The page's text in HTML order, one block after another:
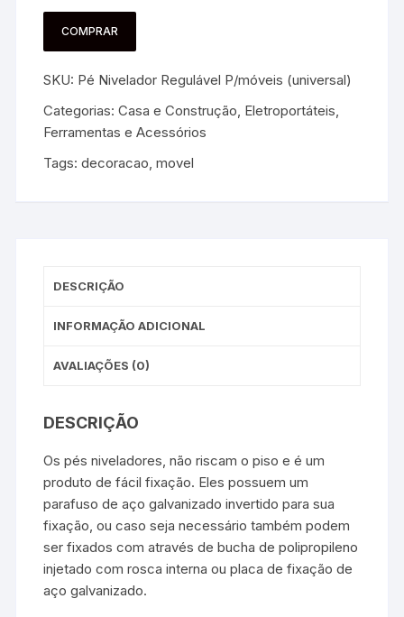
COMPRAR
SKU: Pé Nivelador Regulável P/móveis (universal)
Categorias:Casa e Construção Eletroportáteis,
Ferramentas e Acessórios
Tags:decoracao ,movel
DESCRIÇÃO
INFORMAÇÃO ADICIONAL
AVALIAÇÕES (0)
DESCRIÇÃO
Os pés niveladores, não riscam o piso e é um
produto de fácil fixação. Eles possuem um
parafuso de aço galvanizado invertido para sua
fixação, ou caso seja necessário também podem
ser fixados com através de bucha de polipropileno
injetado com rosca interna ou placa de fixação de
aço galvanizado.